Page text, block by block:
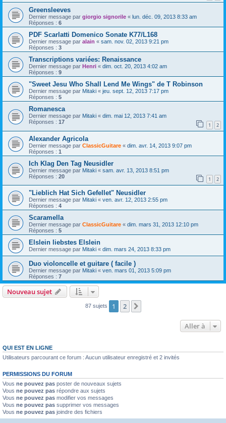
Greensleeves
Dernier message par giorgio signorile « lun. déc. 09, 2013 8:33 am
Réponses : 6
PDF Scarlatti Domenico Sonate K77/L168
Dernier message par alain « sam. nov. 02, 2013 9:21 pm
Réponses : 3
Transcriptions variées: Renaissance
Dernier message par Henri « dim. oct. 20, 2013 4:02 am
Réponses : 9
"Sweet Jesu Who Shall Lend Me Wings" de T Robinson
Dernier message par Mitaki « jeu. sept. 12, 2013 7:17 pm
Réponses : 5
Romanesca
Dernier message par Mitaki « dim. mai 12, 2013 7:41 am
Réponses : 17 1 2
Alexander Agricola
Dernier message par ClassicGuitare « dim. avr. 14, 2013 9:07 pm
Réponses : 1
Ich Klag Den Tag Neusidler
Dernier message par Mitaki « sam. avr. 13, 2013 8:51 pm
Réponses : 20 1 2
"Lieblich Hat Sich Gefellet" Neusidler
Dernier message par Mitaki « ven. avr. 12, 2013 2:55 pm
Réponses : 4
Scaramella
Dernier message par ClassicGuitare « dim. mars 31, 2013 12:10 pm
Réponses : 5
Elslein liebstes Elslein
Dernier message par Mitaki « dim. mars 24, 2013 8:33 pm
Duo violoncelle et guitare ( facile )
Dernier message par Mitaki « ven. mars 01, 2013 5:09 pm
Réponses : 7
Nouveau sujet
87 sujets 1 2
Aller à
QUI EST EN LIGNE
Utilisateurs parcourant ce forum : Aucun utilisateur enregistré et 2 invités
PERMISSIONS DU FORUM
Vous ne pouvez pas poster de nouveaux sujets
Vous ne pouvez pas répondre aux sujets
Vous ne pouvez pas modifier vos messages
Vous ne pouvez pas supprimer vos messages
Vous ne pouvez pas joindre des fichiers